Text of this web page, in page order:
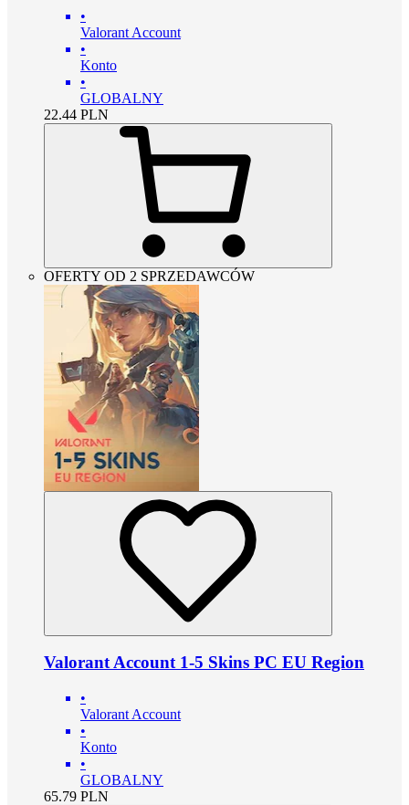
•
Valorant Account
•
Konto
•
GLOBALNY
22.44 PLN
OFERTY OD 2 SPRZEDAWCÓW
Valorant Account 1-5 Skins PC EU Region
•
Valorant Account
•
Konto
•
GLOBALNY
65.79 PLN